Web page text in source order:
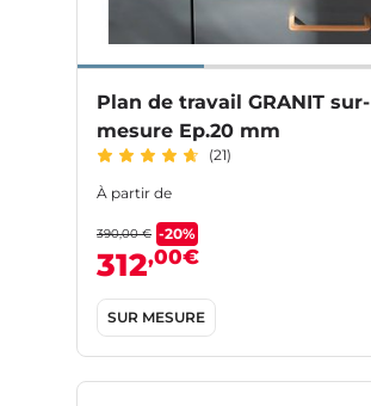
Plan de travail GRANIT sur-
mesure Ep.20 mm
(21)
À partir de
390,00 € -20%
312,00€
SUR MESURE